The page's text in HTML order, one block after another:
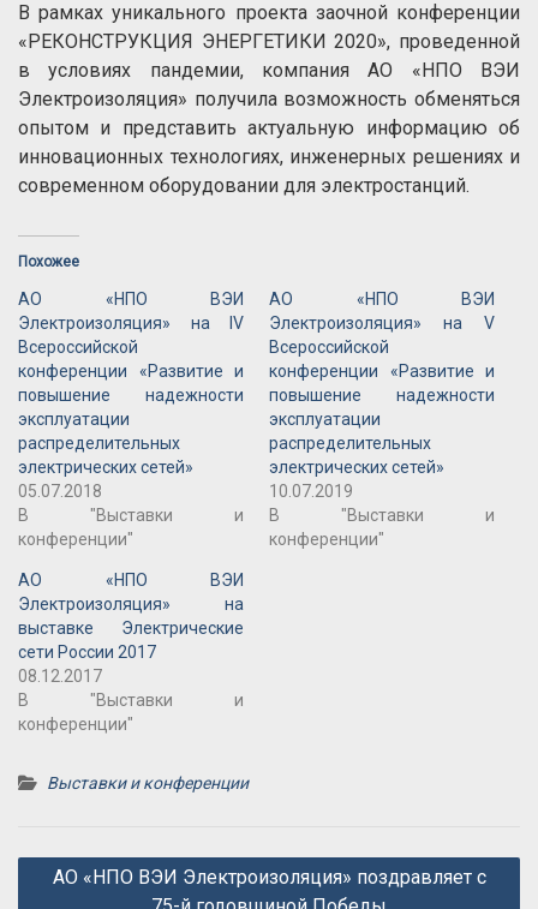
В рамках уникального проекта заочной конференции
«РЕКОНСТРУКЦИЯ ЭНЕРГЕТИКИ 2020», проведенной
в условиях пандемии, компания АО «НПО ВЭИ
Электроизоляция» получила возможность обменяться
опытом и представить актуальную информацию об
инновационных технологиях, инженерных решениях и
современном оборудовании для электростанций.
Похожее
АО «НПО ВЭИ
Электроизоляция» на IV
Всероссийской
конференции «Развитие и
повышение надежности
эксплуатации
распределительных
электрических сетей»
05.07.2018
В "Выставки и
конференции"
АО «НПО ВЭИ
Электроизоляция» на V
Всероссийской
конференции «Развитие и
повышение надежности
эксплуатации
распределительных
электрических сетей»
10.07.2019
В "Выставки и
конференции"
АО «НПО ВЭИ
Электроизоляция» на
выставке Электрические
сети России 2017
08.12.2017
В "Выставки и
конференции"
Выставки и конференции
Навигация
АО «НПО ВЭИ Электроизоляция» поздравляет с